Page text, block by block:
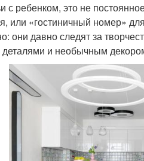
с ребенком, это не
или «гостиничный номер»
они давно следят за
и необычным